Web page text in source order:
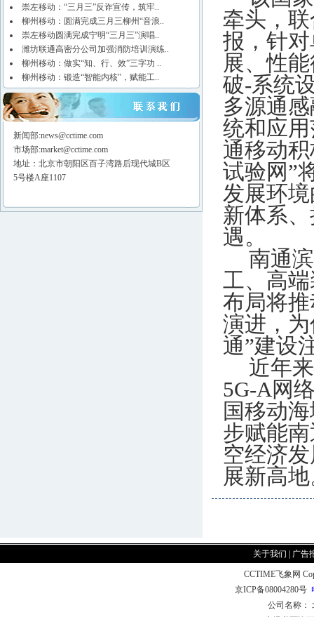
崇左移动：“三月三”反诈宣传，筑牢..
柳州移动：圆满完成三月三柳州“音浪..
崇左移动圆满完成宁明“三月三”演唱..
潍坊联通高密分公司加强消防培训演练..
柳州移动：做实“知、行、效”三字功 ..
柳州移动：锻造“智能内核”，赋能工..
新闻部:news@cctime.com
市场部:market@cctime.com
地址：北京市朝阳区百子湾路后现代城B区
5号楼A座1107
牵头，
报，针
展、性
破-系统
多源通
统和应
通移动
试验网”
发展环
新体系
遇。
南通
工、高
布局将
演进，
通”建设
近年
5G-A网
国移动
步赋能
空经济
展新高
关于我们 广告
CCTIME飞象网
京ICP备08004280号
公司名称：